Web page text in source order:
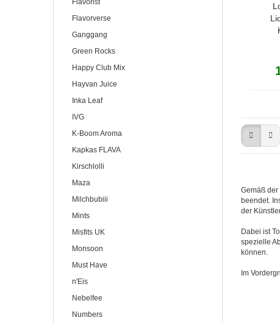
Gemäß
beendet.
der
Dabei ist
spezielle
können.
Im
Flavorist
Flavorverse
Ganggang
Green Rocks
Happy Club Mix
Hayvan Juice
Inka Leaf
IVG
K-Boom Aroma
Kapkas FLAVA
Kirschlolli
Maza
Milchbubiii
Mints
Misfits UK
Monsoon
Must Have
n'Eis
Nebelfee
Numbers